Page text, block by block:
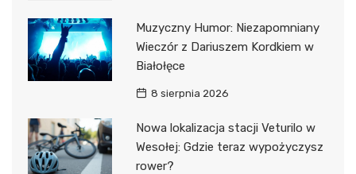
Muzyczny Humor: Niezapomniany
Wieczór z Dariuszem Kordkiem w
Białołęce
8 sierpnia 2026
Nowa lokalizacja stacji Veturilo w
Wesołej: Gdzie teraz wypożyczysz
rower?